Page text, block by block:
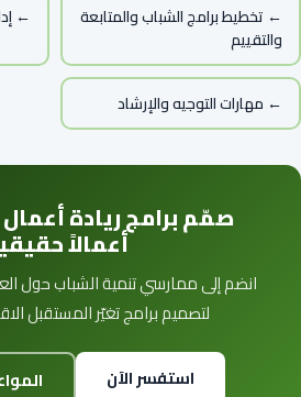
← تخطيط برامج الشباب والمتابعة
والتقييم
←
← مهارات التوجيه والإرشاد
صمّم برامج ريادة
أعمالاً
انضم إلى ممارسي تنمية الشباب حول
لتصميم برامج تغيّر المستقبل
استفسر الآن